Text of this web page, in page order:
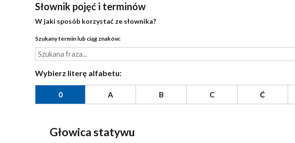
Słownik pojęć i terminów
W jaki sposób korzystać ze słownika?
Szukany termin lub ciąg znaków:
Wybierz literę alfabetu:
0 A B C Ć
Głowica statywu